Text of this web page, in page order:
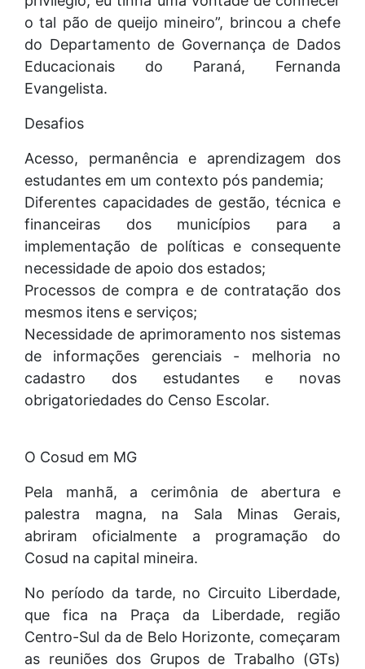
o tal pão de queijo mineiro”, brincou a chefe
do Departamento de Governança de Dados
Educacionais do Paraná, Fernanda
Evangelista.
Desafios
Acesso, permanência e aprendizagem dos
estudantes em um contexto pós pandemia;
Diferentes capacidades de gestão, técnica e
financeiras dos municípios para a
implementação de políticas e consequente
necessidade de apoio dos estados;
Processos de compra e de contratação dos
mesmos itens e serviços;
Necessidade de aprimoramento nos sistemas
de informações gerenciais - melhoria no
cadastro dos estudantes e novas
obrigatoriedades do Censo Escolar.
O Cosud em MG
Pela manhã, a cerimônia de abertura e
palestra magna, na Sala Minas Gerais,
abriram oficialmente a programação do
Cosud na capital mineira.
No período da tarde, no Circuito Liberdade,
que fica na Praça da Liberdade, região
Centro-Sul da de Belo Horizonte, começaram
as reuniões dos Grupos de Trabalho (GTs)